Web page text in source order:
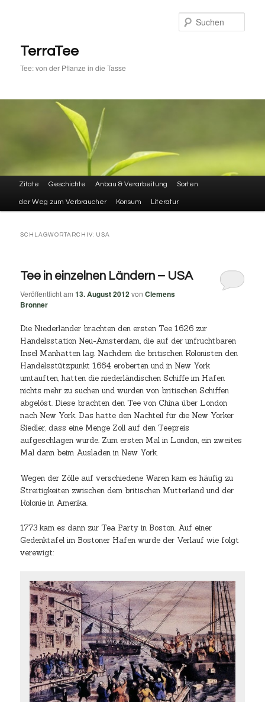
springen
springen
TerraTee
Tee: von der Pflanze in die Tasse
Hauptmenü
Zitate Geschichte Anbau & Verarbeitung Sorten
der Weg zum Verbraucher Konsum Literatur
SCHLAGWORTARCHIV: USA
Tee in einzelnen Ländern – USA
Veröffentlicht am13. August 2012vonClemens
Bronner
Die Niederländer brachten den ersten Tee 1626 zur
Handelsstation Neu-Amsterdam, die auf der unfruchtbaren
Insel Manhatten lag. Nachdem die britischen Kolonisten den
Handelsstützpunkt 1664 eroberten und in New York
umtauften, hatten die niederländischen Schiffe im Hafen
nichts mehr zu suchen und wurden von britischen Schiffen
abgelöst. Diese brachten den Tee von China über London
nach New York. Das hatte den Nachteil für die New Yorker
Siedler, dass eine Menge Zoll auf den Teepreis
aufgeschlagen wurde. Zum ersten Mal in London, ein zweites
Mal dann beim Ausladen in New York.
Wegen der Zölle auf verschiedene Waren kam es häufig zu
Streitigkeiten zwischen dem britischen Mutterland und der
Kolonie in Amerika.
1773 kam es dann zur Tea Party in Boston. Auf einer
Gedenktafel im Bostoner Hafen wurde der Verlauf wie folgt
verewigt: